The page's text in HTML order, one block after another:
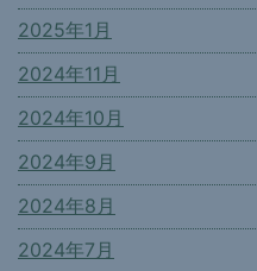
2025年1月
2024年11月
2024年10月
2024年9月
2024年8月
2024年7月